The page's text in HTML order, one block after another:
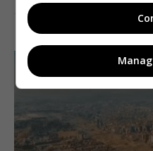
Поділитись: